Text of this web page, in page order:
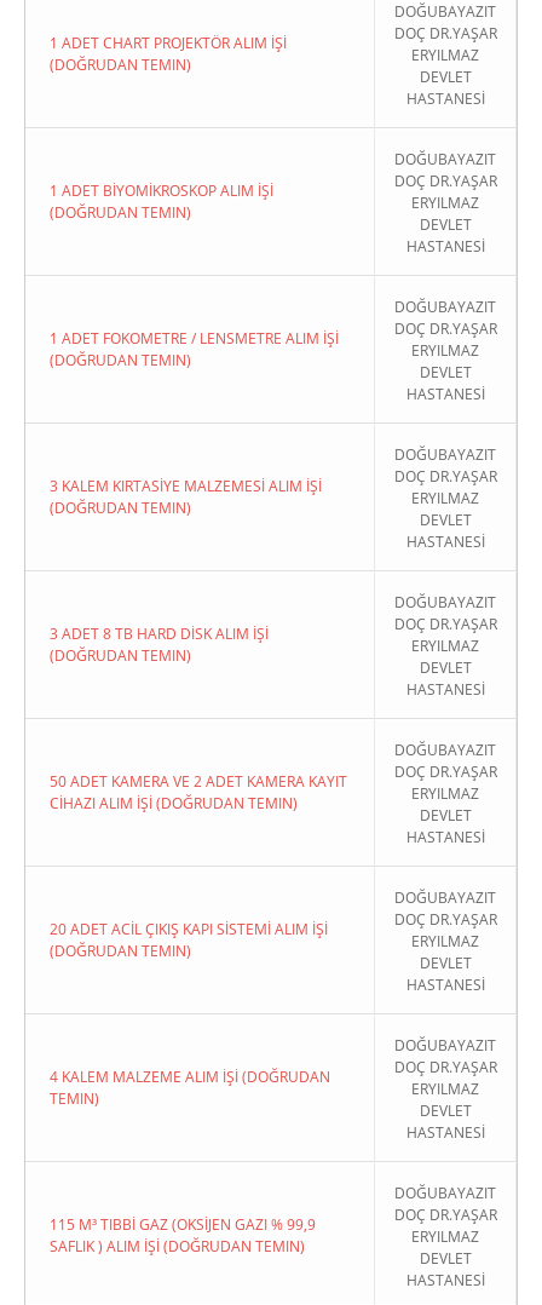
1 ADET CHART PROJEKTÖR ALIM İŞİ
(DOĞRUDAN TEMIN)
DOĞUBAYAZIT
DOÇ DR.YAŞAR
ERYILMAZ
DEVLET
HASTANESİ
1 ADET BİYOMİKROSKOP ALIM İŞİ
(DOĞRUDAN TEMIN)
DOĞUBAYAZIT
DOÇ DR.YAŞAR
ERYILMAZ
DEVLET
HASTANESİ
1 ADET FOKOMETRE / LENSMETRE ALIM İŞİ
(DOĞRUDAN TEMIN)
DOĞUBAYAZIT
DOÇ DR.YAŞAR
ERYILMAZ
DEVLET
HASTANESİ
3 KALEM KIRTASİYE MALZEMESİ ALIM İŞİ
(DOĞRUDAN TEMIN)
DOĞUBAYAZIT
DOÇ DR.YAŞAR
ERYILMAZ
DEVLET
HASTANESİ
3 ADET 8 TB HARD DİSK ALIM İŞİ
(DOĞRUDAN TEMIN)
DOĞUBAYAZIT
DOÇ DR.YAŞAR
ERYILMAZ
DEVLET
HASTANESİ
50 ADET KAMERA VE 2 ADET KAMERA KAYIT
CİHAZI ALIM İŞİ (DOĞRUDAN TEMIN)
DOĞUBAYAZIT
DOÇ DR.YAŞAR
ERYILMAZ
DEVLET
HASTANESİ
20 ADET ACİL ÇIKIŞ KAPI SİSTEMİ ALIM İŞİ
(DOĞRUDAN TEMIN)
DOĞUBAYAZIT
DOÇ DR.YAŞAR
ERYILMAZ
DEVLET
HASTANESİ
4 KALEM MALZEME ALIM İŞİ (DOĞRUDAN
TEMIN)
DOĞUBAYAZIT
DOÇ DR.YAŞAR
ERYILMAZ
DEVLET
HASTANESİ
115 M³ TIBBİ GAZ (OKSİJEN GAZI % 99,9
SAFLIK ) ALIM İŞİ (DOĞRUDAN TEMIN)
DOĞUBAYAZIT
DOÇ DR.YAŞAR
ERYILMAZ
DEVLET
HASTANESİ